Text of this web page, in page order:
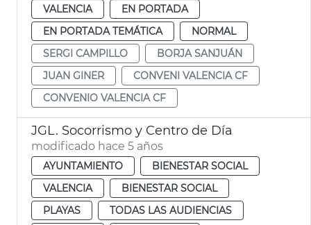
VALENCIA
EN PORTADA
EN PORTADA TEMÁTICA
NORMAL
SERGI CAMPILLO
BORJA SANJUÁN
JUAN GINER
CONVENI VALENCIA CF
CONVENIO VALENCIA CF
JGL. Socorrismo y Centro de Día
modificado hace 5 años
AYUNTAMIENTO
BIENESTAR SOCIAL
VALENCIA
BIENESTAR SOCIAL
PLAYAS
TODAS LAS AUDIENCIAS